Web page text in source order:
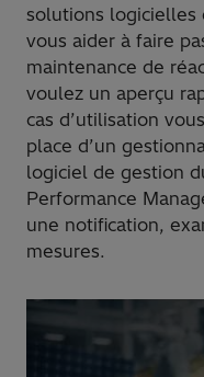
solutions logicielles
vous aider à faire
maintenance de
voulez un aperçu
cas d’utilisation
place d’un
logiciel de gestion
Performance
une notification,
mesures.